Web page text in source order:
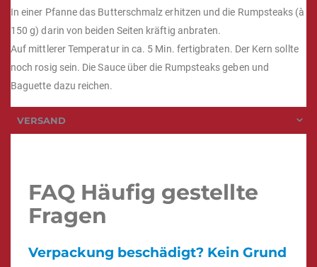
In einer Pfanne das Butterschmalz erhitzen und die Rumpsteaks (à
150 g) darin von beiden Seiten kräftig anbraten.
Auf mittlerer Temperatur in ca. 5 Min. fertigbraten. Der Kern sollte
noch rosig sein. Die Sauce über die Rumpsteaks geben und
Baguette dazu reichen.
VERSAND
FAQ Häufig gestellte
Fragen
Verpackung beschädigt? Kein Grund